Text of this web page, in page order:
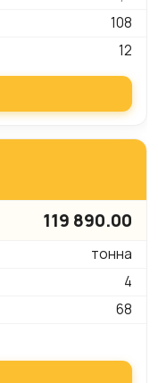
108
12
119 890.00
тонна
4
68